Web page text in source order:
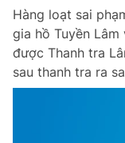
Chuyên mục
Chuyên mục khác
Đổi mật khẩu
Tin đã lưu
Hàng loạt sai
gia hồ Tuyền
được Thanh tra
sau thanh tra ra